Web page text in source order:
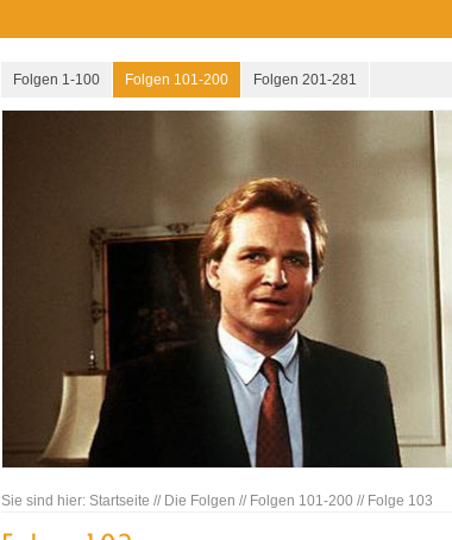
Folgen 1-100 Folgen 101-200 Folgen 201-281
Sie sind hier: Startseite // Die Folgen // Folgen 101-200 // Folge 103